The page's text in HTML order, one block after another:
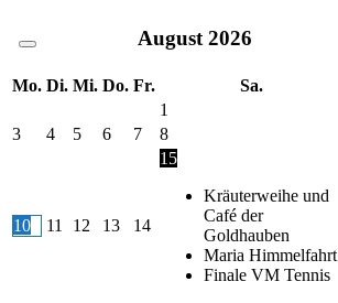
August 2026
Mo. Di. Mi. Do. Fr. Sa.
1
3
4 5 6 7 8
10 11 12 13 14
15
Kräuterweihe und
Café der
Goldhauben
Maria Himmelfahrt
Finale VM Tennis